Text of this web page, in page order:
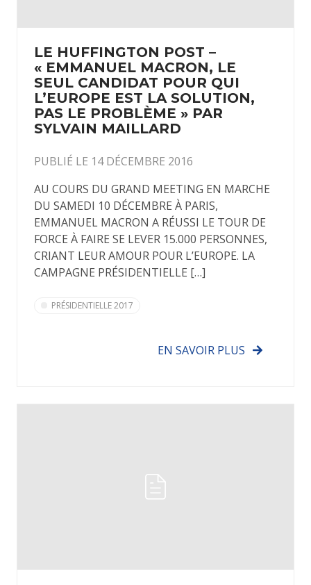
LE HUFFINGTON POST –
« EMMANUEL MACRON, LE
SEUL CANDIDAT POUR QUI
L’EUROPE EST LA SOLUTION,
PAS LE PROBLÈME » PAR
SYLVAIN MAILLARD
PUBLIÉ LE 14 DÉCEMBRE 2016
AU COURS DU GRAND MEETING EN MARCHE
DU SAMEDI 10 DÉCEMBRE À PARIS,
EMMANUEL MACRON A RÉUSSI LE TOUR DE
FORCE À FAIRE SE LEVER 15.000 PERSONNES,
CRIANT LEUR AMOUR POUR L’EUROPE. LA
CAMPAGNE PRÉSIDENTIELLE […]
PRÉSIDENTIELLE 2017
EN SAVOIR PLUS